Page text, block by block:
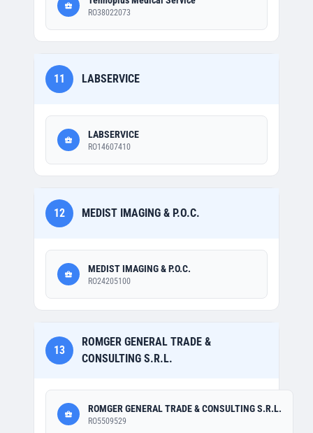
RO38022073
11 LABSERVICE
LABSERVICE
RO14607410
12 MEDIST IMAGING & P.O.C.
MEDIST IMAGING & P.O.C.
RO24205100
13
ROMGER GENERAL TRADE &
CONSULTING S.R.L.
ROMGER GENERAL TRADE & CONSULTING S.R.L.
RO5509529